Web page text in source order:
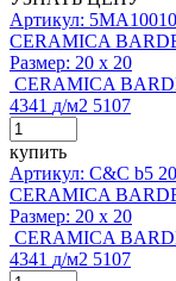
Артикул:
CERAMICA
Размер: 20 x 20
CERAMICA
4341 д/м2 5107
купить
Артикул: C&C b5 20
CERAMICA
Размер: 20 x 20
CERAMICA
4341 д/м2 5107